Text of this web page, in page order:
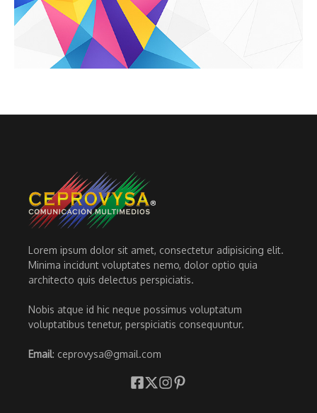
Lorem ipsum dolor sit amet, consectetur adipisicing elit.
Minima incidunt voluptates nemo, dolor optio quia
architecto quis delectus perspiciatis.
Nobis atque id hic neque possimus voluptatum
voluptatibus tenetur, perspiciatis consequuntur.
Email: ceprovysa@gmail.com